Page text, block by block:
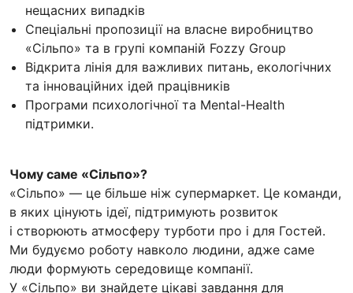
нещасних випадків
Спеціальні пропозиції на власне виробництво
«Сільпо» та в групі компаній Fozzy Group
Відкрита лінія для важливих питань, екологічних
та інноваційних ідей працівників
Програми психологічної та Mental-Health
підтримки.
Чому саме «Сільпо»?
«Сільпо» — це більше ніж супермаркет. Це команди,
в яких цінують ідеї, підтримують розвиток
і створюють атмосферу турботи про і для Гостей.
Ми будуємо роботу навколо людини, адже саме
люди формують середовище компанії.
У «Сільпо» ви знайдете цікаві завдання для